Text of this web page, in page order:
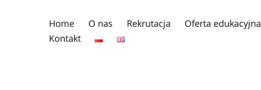
Home O nas Rekrutacja Oferta edukacyjna
Kontakt